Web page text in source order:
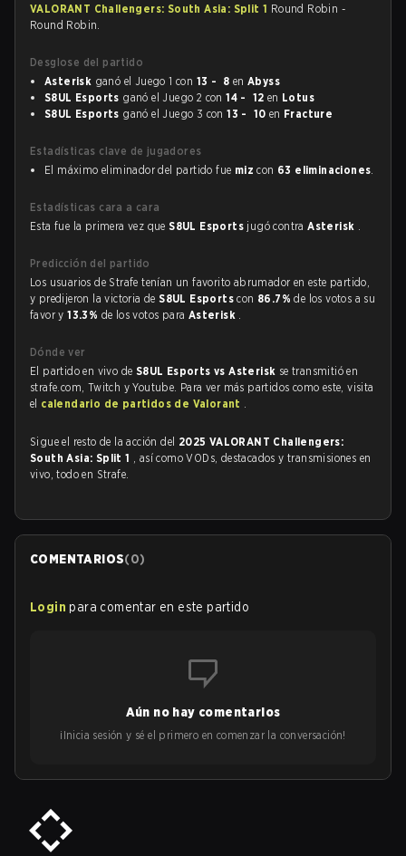
VALORANT Challengers: South Asia: Split 1 Round Robin -
Round Robin.
Desglose del partido
Asterisk ganó el Juego 1 con 13 - 8 enAbyss
S8UL Esports ganó el Juego 2 con14 - 12 en Lotus
S8UL Esports ganó el Juego 3 con13 - 10 en Fracture
Estadísticas clave de jugadores
El máximo eliminador del partido fue miz con 63 eliminaciones.
Estadísticas cara a cara
Esta fue la primera vez queS8UL Esports jugó contraAsterisk .
Predicción del partido
Los usuarios de Strafe tenían un favorito abrumador en este partido,
y predijeron la victoria deS8UL Esportscon 86.7%de los votos a su
favor y13.3% de los votos para Asterisk .
Dónde ver
El partido en vivo de S8UL Esports vs Asterisk se transmitió en
strafe.com, Twitch y Youtube. Para ver más partidos como este, visita
el calendario de partidos de Valorant .
Sigue el resto de la acción del 2025 VALORANT Challengers:
South Asia: Split 1 , así como VODs, destacados y transmisiones en
vivo, todo en Strafe.
COMENTARIOS(0)
Login para comentar en este partido
Aún no hay comentarios
¡Inicia sesión y sé el primero en comenzar la conversación!